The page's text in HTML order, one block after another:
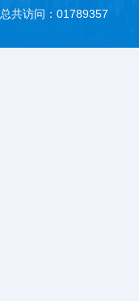
总共访问： 01789357